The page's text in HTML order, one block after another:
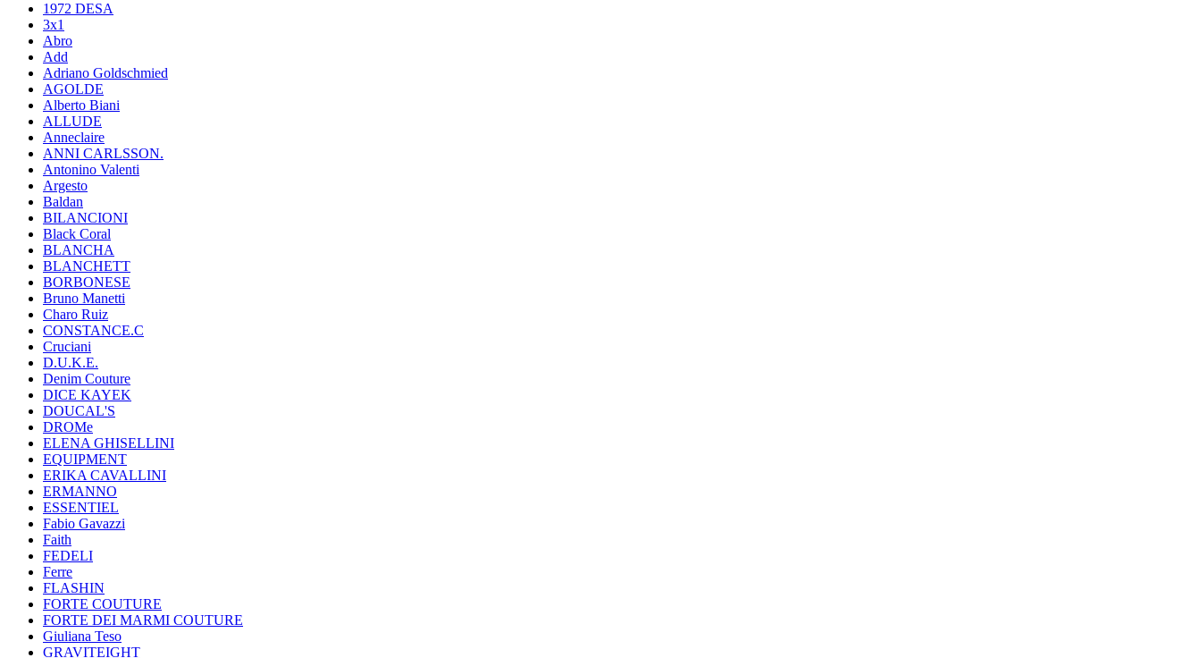
1972 DESA
3x1
Abro
Add
Adriano Goldschmied
AGOLDE
Alberto Biani
ALLUDE
Anneclaire
ANNI CARLSSON.
Antonino Valenti
Argesto
Baldan
BILANCIONI
Black Coral
BLANCHA
BLANCHETT
BORBONESE
Bruno Manetti
Charo Ruiz
CONSTANCE.C
Cruciani
D.U.K.E.
Denim Couture
DICE KAYEK
DOUCAL'S
DROMe
ELENA GHISELLINI
EQUIPMENT
ERIKA CAVALLINI
ERMANNO
ESSENTIEL
Fabio Gavazzi
Faith
FEDELI
Ferre
FLASHIN
FORTE COUTURE
FORTE DEI MARMI COUTURE
Giuliana Teso
GRAVITEIGHT